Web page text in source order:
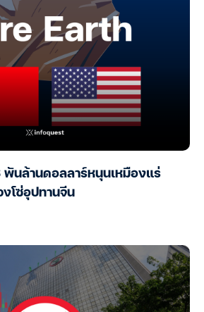
พันล้านดอลลาร์หนุนเหมืองแร่
โซ่อุปทานจีน